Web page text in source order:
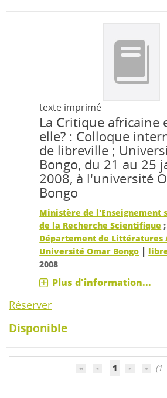
texte imprimé
La Critique africaine
elle? : Colloque
de libreville ;
Bongo, du 21 au 25
2008, à l'université
Bongo
Ministère de l'Enseignement
de la Recherche Scientifique ;
Département de Littératures
Université Omar Bongo |
2008
Plus d'information...
Réserver
Disponible
1 (1